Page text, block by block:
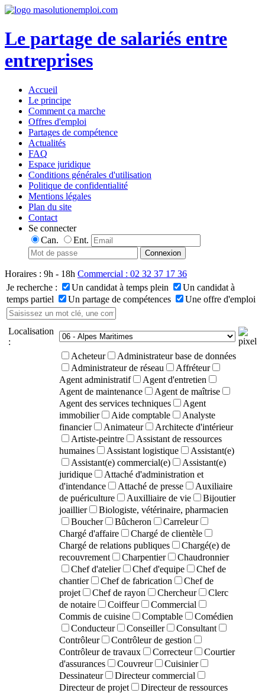
Le partage de salariés entre
entreprises
Accueil
Le principe
Comment ça marche
Offres d'emploi
Partages de compétence
Actualités
FAQ
Espace juridique
Conditions générales d'utilisation
Politique de confidentialité
Mentions légales
Plan du site
Contact
Se connecter
Can.
Ent.
Horaires : 9h - 18h Commercial : 02 32 37 17 36
Je recherche :
Un candidat à temps plein
Un candidat à
temps partiel
Un partage de compétences Une offre d'emploi
Localisation
:
Acheteur
Administrateur base de données
Administrateur de réseau
Affréteur
Agent administratif
Agent d'entretien
Agent de maintenance
Agent de maîtrise
Agent des services techniques
Agent
immobilier
Aide comptable
Analyste
financier
Animateur
Architecte d'intérieur
Artiste-peintre
Assistant de ressources
humaines
Assistant logistique
Assistant(e)
Assistant(e) commercial(e)
Assistant(e)
juridique
Attaché d'administration et
d'intendance
Attaché de presse
Auxiliaire
de puériculture
Auxilliaire de vie
Bijoutier
joaillier
Biologiste, vétérinaire, pharmacien
Boucher
Bûcheron
Carreleur
Chargé d'affaire
Chargé de clientèle
Chargé de relations publiques
Chargé(e) de
recouvrement
Charpentier
Chaudronnier
Chef d'atelier
Chef d'equipe
Chef de
chantier
Chef de fabrication
Chef de
projet
Chef de rayon Chercheur
Clerc
de notaire
Coiffeur
Commercial
Commis de cuisine
Comptable
Comédien
Conducteur
Conseiller
Consultant
Contrôleur
Contrôleur de gestion
Contrôleur de travaux
Correcteur
Courtier
d'assurances
Couvreur
Cuisinier
Dessinateur
Directeur commercial
Directeur de projet
Directeur de ressources